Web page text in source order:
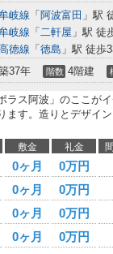
岐線 「 阿波富田 」駅
岐線 「 二軒屋 」駅 徒
徳線 「 徳島 」駅 徒歩
37年 階数 4階建
ラス阿波」のここが
ます。造りとデザイ
敷金 礼金
0ヶ月 0万円
0ヶ月 0万円
0ヶ月 0万円
0ヶ月 0万円